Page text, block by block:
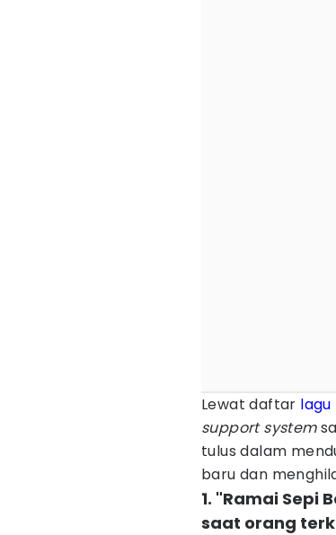
Lewat daftar lagu
support system
tulus dalam
baru dan
1. "Ramai Sepi
saat orang